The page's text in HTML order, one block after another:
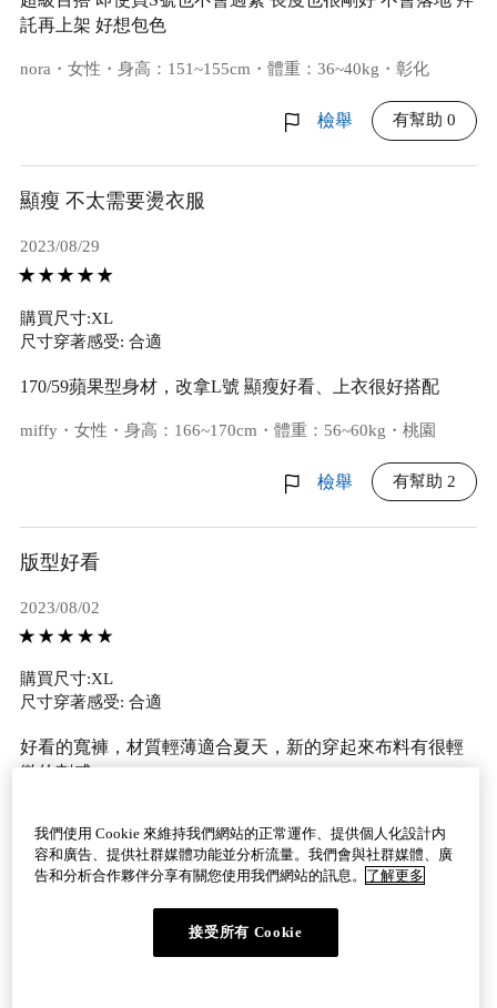
託再上架 好想包色
nora・女性・身高：151~155cm・體重：36~40kg・彰化
檢舉 有幫助 0
顯瘦 不太需要燙衣服
2023/08/29
購買尺寸:XL
尺寸穿著感受: 合適
170/59蘋果型身材，改拿L號 顯瘦好看、上衣很好搭配
miffy・女性・身高：166~170cm・體重：56~60kg・桃園
檢舉 有幫助 2
版型好看
2023/08/02
購買尺寸:XL
尺寸穿著感受: 合適
好看的寬褲，材質輕薄適合夏天，新的穿起來布料有很輕
微的刺感
檢舉 有幫助 1
我們使用 Cookie 來維持我們網站的正常運作、提供個人化設計内
容和廣告、提供社群媒體功能並分析流量。我們會與社群媒體、廣
告和分析合作夥伴分享有關您使用我們網站的訊息。 了解更多
接受所有 Cookie